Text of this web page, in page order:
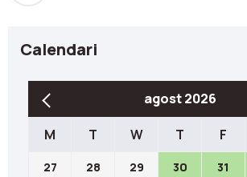
Calendari
agost 2026
M T W T F
27 28 29 30 31